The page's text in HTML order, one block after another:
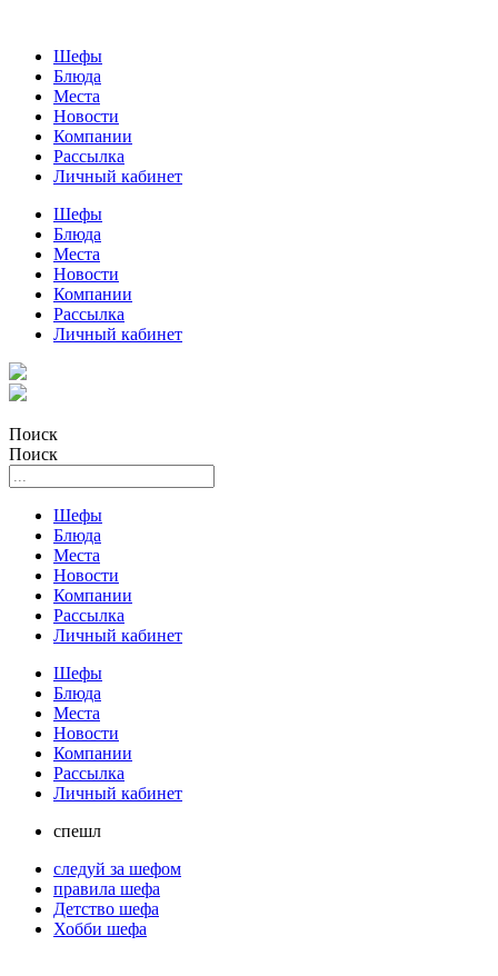
Шефы
Блюда
Места
Новости
Компании
Рассылка
Личный кабинет
Шефы
Блюда
Места
Новости
Компании
Рассылка
Личный кабинет
Поиск
Поиск
Шефы
Блюда
Места
Новости
Компании
Рассылка
Личный кабинет
Шефы
Блюда
Места
Новости
Компании
Рассылка
Личный кабинет
спешл
следуй за шефом
правила шефа
Детство шефа
Хобби шефа